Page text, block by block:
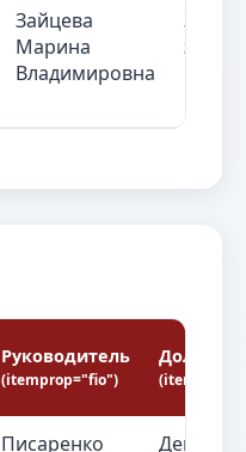
Зайцева
Марина
Владимировна
Руководитель
(itemprop="fio")
Писаренко
Декан